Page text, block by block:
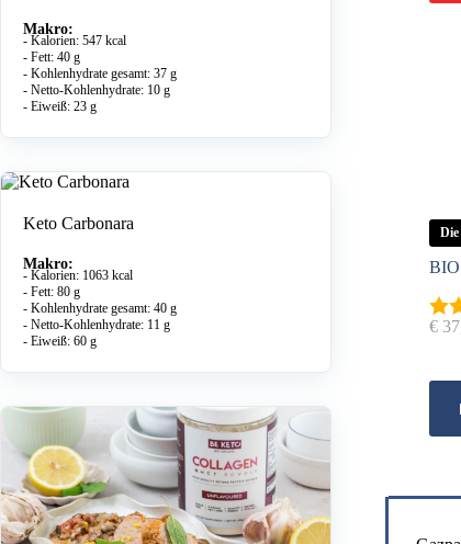
€
Makro:
- Kalorien: 547 kcal
- Fett: 40 g
- Kohlenhydrate gesamt: 37 g
- Netto-Kohlenhydrate: 10 g
- Eiweiß: 23 g
Keto Carbonara
Makro:
- Kalorien: 1063 kcal
- Fett: 80 g
- Kohlenhydrate gesamt: 40 g
- Netto-Kohlenhydrate: 11 g
- Eiweiß: 60 g